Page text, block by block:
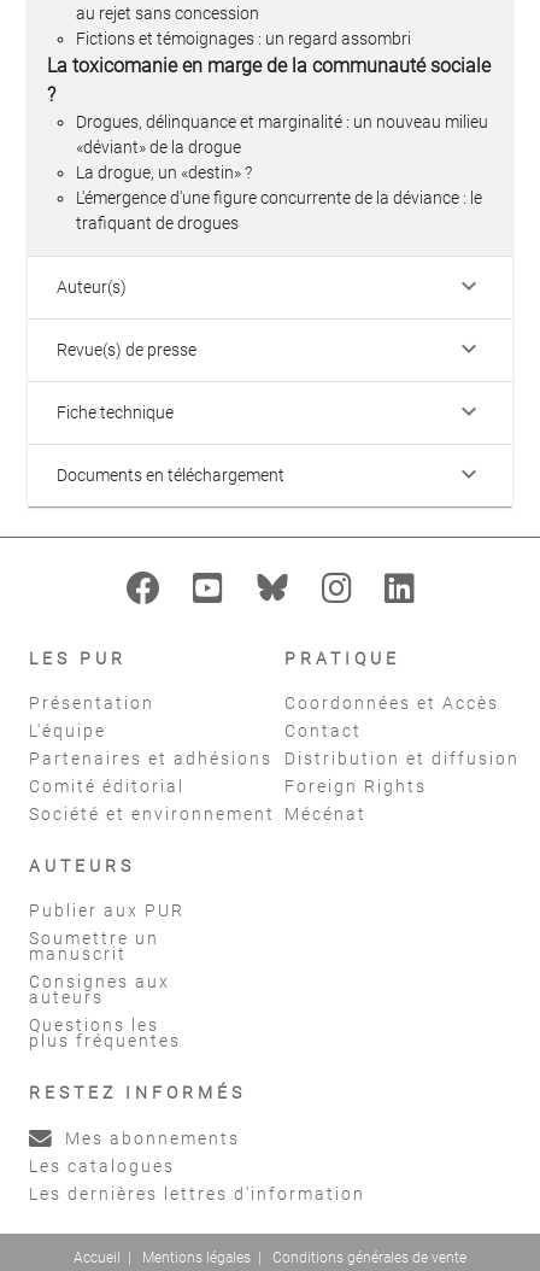
au rejet sans concession
Fictions et témoignages : un regard assombri
La toxicomanie en marge de la communauté sociale
?
Drogues, délinquance et marginalité : un nouveau milieu
«déviant» de la drogue
La drogue, un «destin» ?
L'émergence d'une figure concurrente de la déviance : le
trafiquant de drogues
Auteur(s) keyboard_arrow_down
Revue(s) de presse keyboard_arrow_down
Fiche technique keyboard_arrow_down
Documents en téléchargement keyboard_arrow_down
LES PUR
Présentation
L'équipe
Partenaires et adhésions
Comité éditorial
Société et environnement
PRATIQUE
Coordonnées et Accès
Contact
Distribution et diffusion
Foreign Rights
Mécénat
AUTEURS
Publier aux PUR
Soumettre un
manuscrit
Consignes aux
auteurs
Questions les
plus fréquentes
RESTEZ INFORMÉS
Mes abonnements
Les catalogues
Les dernières lettres d'information
Accueil Mentions légales Conditions générales de vente